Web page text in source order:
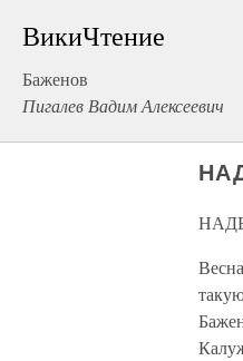
ВикиЧтение
Баженов
Пигалев Вадим Алексеевич